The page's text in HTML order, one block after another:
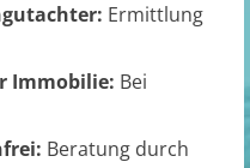
Ermittlung
Immobilie: Bei
Beratung durch